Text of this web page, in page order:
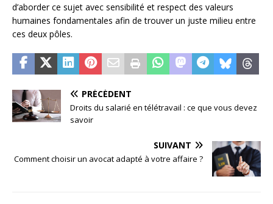
d’aborder ce sujet avec sensibilité et respect des valeurs
humaines fondamentales afin de trouver un juste milieu entre
ces deux pôles.
PRÉCÉDENT
Droits du salarié en télétravail : ce que vous devez
savoir
SUIVANT
Comment choisir un avocat adapté à votre affaire ?